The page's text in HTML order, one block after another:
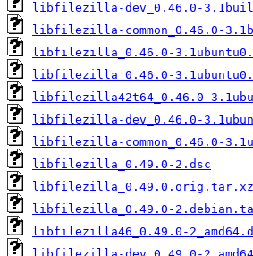
libfilezilla-dev_0.46.0-
libfilezilla-common_0.46.0-
libfilezilla_0.46.0-
libfilezilla_0.46.0-
libfilezilla42t64_0.46.0-
libfilezilla-dev_0.46.0-
libfilezilla-common_0.46.0-
libfilezilla_0.49.0-2.dsc
libfilezilla_0.49.0.orig.tar.xz
libfilezilla_0.49.0-
libfilezilla46_0.49.0-